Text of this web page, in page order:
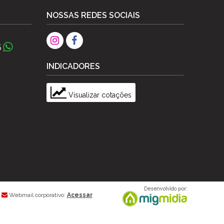
NOSSAS REDES SOCIAIS
INDICADORES
Visualizar cotações
Webmail corporativo: Acessar